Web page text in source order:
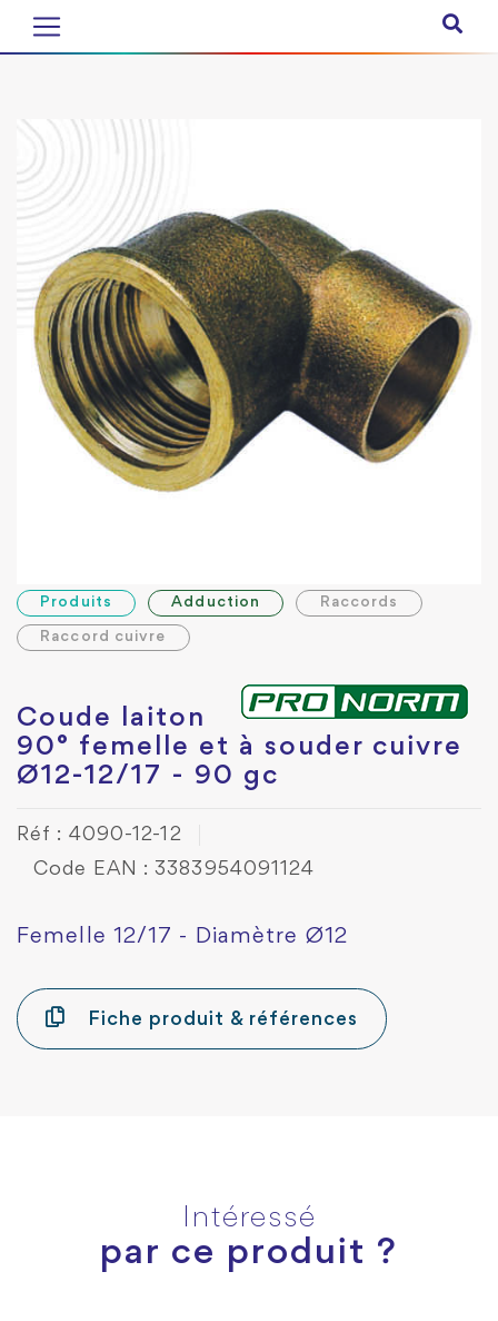
Produits Adduction Raccords
Raccord cuivre
Coude laiton
90° femelle et à souder cuivre
Ø12-12/17 - 90 gc
Réf : 4090-12-12
Code EAN : 3383954091124
Femelle 12/17 - Diamètre Ø12
Fiche produit & références
Intéressé
par ce produit ?